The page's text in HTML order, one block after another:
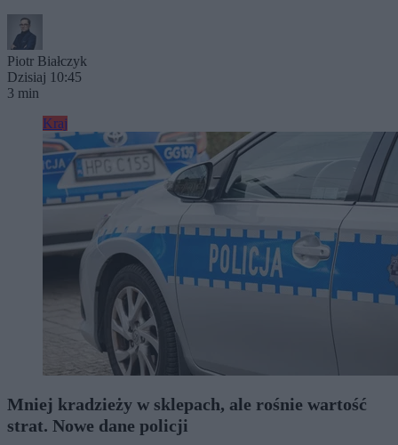
Piotr Białczyk
Dzisiaj 10:45
3 min
Kraj
Mniej kradzieży w sklepach, ale rośnie wartość
strat. Nowe dane policji